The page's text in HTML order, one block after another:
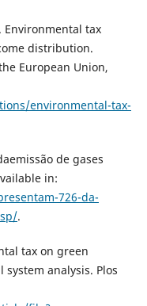
Environmental tax
distribution.
European Union,
environmental-tax-
de gases
in:
726-da-
.
tax on green
analysis. Plos